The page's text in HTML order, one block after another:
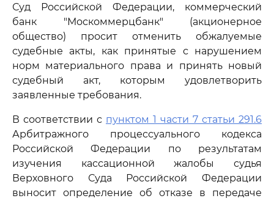
Суд Российской Федерации, коммерческий
банк "Москоммерцбанк" (акционерное
общество) просит отменить обжалуемые
судебные акты, как принятые с нарушением
норм материального права и принять новый
судебный акт, которым удовлетворить
заявленные требования.
В соответствии с пунктом 1 части 7 статьи 291.6
Арбитражного процессуального кодекса
Российской Федерации по результатам
изучения кассационной жалобы судья
Верховного Суда Российской Федерации
выносит определение об отказе в передаче